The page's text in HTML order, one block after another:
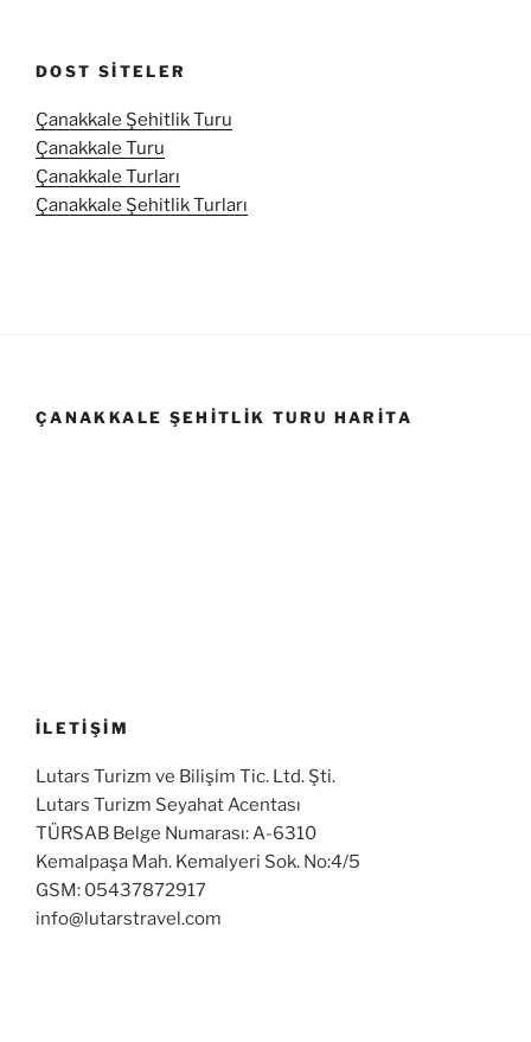
DOST SITELER
Çanakkale Şehitlik Turu
Çanakkale Turu
Çanakkale Turları
Çanakkale Şehitlik Turları
ÇANAKKALE ŞEHITLIK TURU HARITA
İLETİŞİM
Lutars Turizm ve Bilişim Tic. Ltd. Şti.
Lutars Turizm Seyahat Acentası
TÜRSAB Belge Numarası: A-6310
Kemalpaşa Mah. Kemalyeri Sok. No:4/5
GSM: 05437872917
info@lutarstravel.com